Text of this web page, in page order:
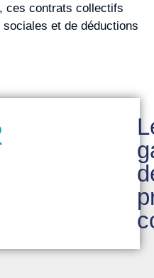
ces contrats collectifs
et de déductions